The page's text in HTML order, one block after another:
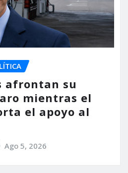
afrontan su
mientras el
el apoyo al
Ago 5, 2026